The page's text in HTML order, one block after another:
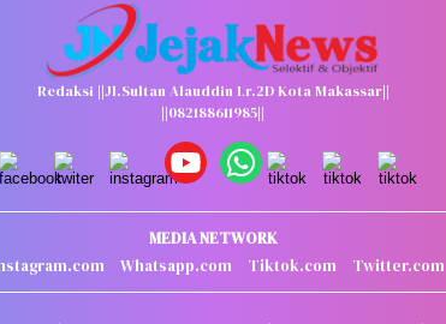
Redaksi ||Jl.Sultan Alauddin Lr.2D Kota Makassar||
||082188611985||
MEDIA NETWORK
Whatsapp.com Tiktok.com Twitter.com